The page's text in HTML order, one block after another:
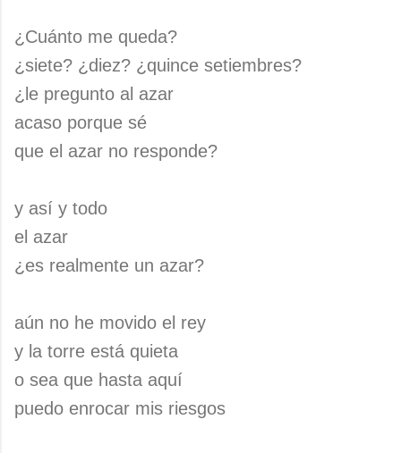
¿Cuánto me queda?
¿siete? ¿diez? ¿quince setiembres?
¿le pregunto al azar
acaso porque sé
que el azar no responde?
y así y todo
el azar
¿es realmente un azar?
aún no he movido el rey
y la torre está quieta
o sea que hasta aquí
puedo enrocar mis riesgos